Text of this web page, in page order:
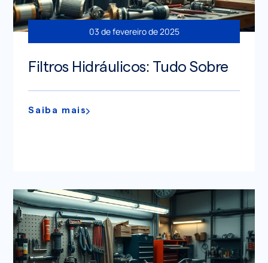
03 de fevereiro de 2025
Filtros Hidráulicos: Tudo Sobre
Saiba mais